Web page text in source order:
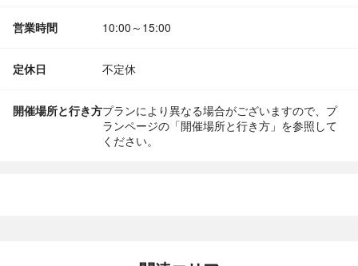
営業時間 10:00～15:00
定休日 不定休
開催場所と行き方プランにより異なる場合がございますので、プ
ランページの「開催場所と行き方」を参照して
ください。